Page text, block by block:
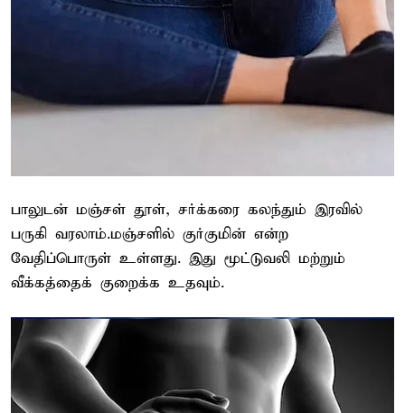
பாலுடன் மஞ்சள் தூள், சர்க்கரை கலந்தும் இரவில்
பருகி வரலாம்.மஞ்சளில் குர்குமின் என்ற
வேதிப்பொருள் உள்ளது. இது மூட்டுவலி மற்றும்
வீக்கத்தைக் குறைக்க உதவும்.